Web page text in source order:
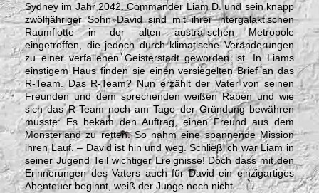
Sydney im Jahr 2042. Commander Liam D. und sein knapp
zwölfjähriger Sohn David sind mit ihrer intergalaktischen
Raumflotte in der alten australischen Metropole
eingetroffen, die jedoch durch klimatische Veränderungen
zu einer verfallenen Geisterstadt geworden ist. In Liams
einstigem Haus finden sie einen versiegelten Brief an das
R-Team. Das R-Team? Nun erzählt der Vater von seinen
Freunden und dem sprechenden weißen Raben und wie
sich das R-Team noch am Tage der Gründung bewähren
musste: Es bekam den Auftrag, einen Freund aus dem
Monsterland zu retten. So nahm eine spannende Mission
ihren Lauf. – David ist hin und weg. Schließlich war Liam in
seiner Jugend Teil wichtiger Ereignisse! Doch dass mit den
Erinnerungen des Vaters auch für David ein einzigartiges
Abenteuer beginnt, weiß der Junge noch nicht …